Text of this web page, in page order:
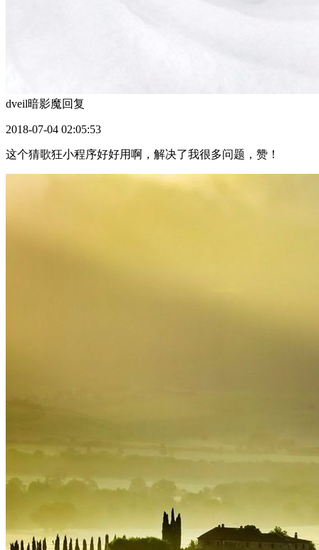
dveil暗影魔回复
2018-07-04 02:05:53
这个猜歌狂小程序好好用啊，解决了我很多问题，赞！